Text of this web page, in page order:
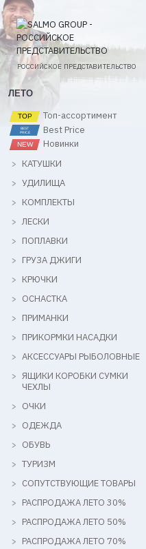
РОССИЙСКОЕ ПРЕДСТАВИТЕЛЬСТВО
ЛЕТО
Топ-ассортимент
Best Price
Новинки
КАТУШКИ
УДИЛИЩА
КОМПЛЕКТЫ
ЛЕСКИ
ПОПЛАВКИ
ГРУЗА ДЖИГИ
КРЮЧКИ
ОСНАСТКА
ПРИМАНКИ
ПРИКОРМКИ НАСАДКИ
АКСЕССУАРЫ РЫБОЛОВНЫЕ
ЯЩИКИ КОРОБКИ СУМКИ
ЧЕХЛЫ
ОЧКИ
ОДЕЖДА
ОБУВЬ
ТУРИЗМ
СОПУТСТВУЮЩИЕ ТОВАРЫ
РАСПРОДАЖА ЛЕТО 30%
РАСПРОДАЖА ЛЕТО 50%
РАСПРОДАЖА ЛЕТО 70%